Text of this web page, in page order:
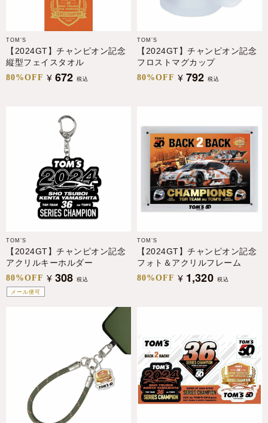
TOM’S
【2024GT】チャンピオン記念
縦型フェイスタオル
80%OFF ¥ 672 税込
TOM’S
【2024GT】チャンピオン記念
フロストマグカップ
80%OFF ¥ 792 税込
メール便可
TOM’S
【2024GT】チャンピオン記念
アクリルキーホルダー
80%OFF ¥ 308 税込
TOM’S
【2024GT】チャンピオン記念
フォト＆アクリルフレーム
80%OFF ¥ 1,320 税込